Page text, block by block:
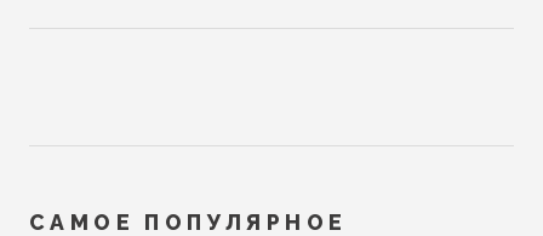
САМОЕ ПОПУЛЯРНОЕ